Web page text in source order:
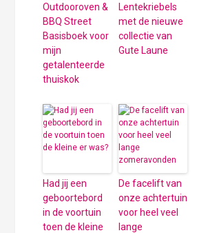
Outdooroven &
BBQ Street
Basisboek voor
mijn
getalenteerde
thuiskok
Lentekriebels
met de nieuwe
collectie van
Gute Laune
Had jij een
geboortebord
in de voortuin
toen de kleine
De facelift van
onze achtertuin
voor heel veel
lange